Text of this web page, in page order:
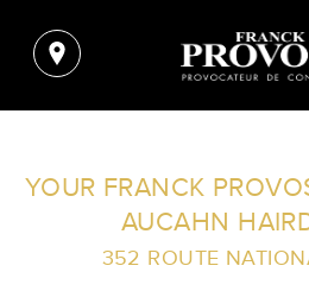
FILTER
YOUR FRANCK
AUCAHN
352 ROUTE